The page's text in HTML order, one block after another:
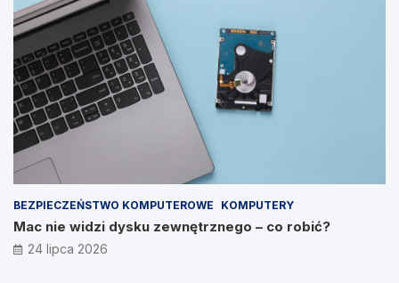
BEZPIECZEŃSTWO KOMPUTEROWE KOMPUTERY
Mac nie widzi dysku zewnętrznego – co robić?
24 lipca 2026